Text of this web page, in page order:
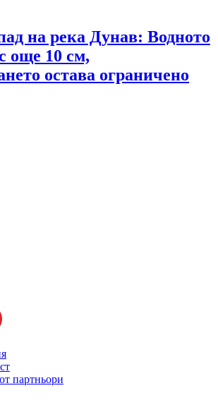
на река Дунав: Водното
още 10 см,
остава ограничено
партньори